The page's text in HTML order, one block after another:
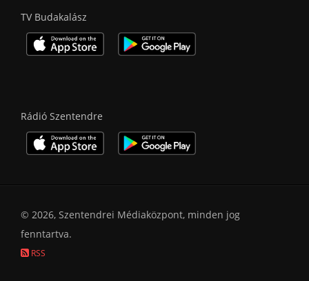
TV Budakalász
Rádió Szentendre
© 2026, Szentendrei Médiaközpont, minden jog
fenntartva.
RSS